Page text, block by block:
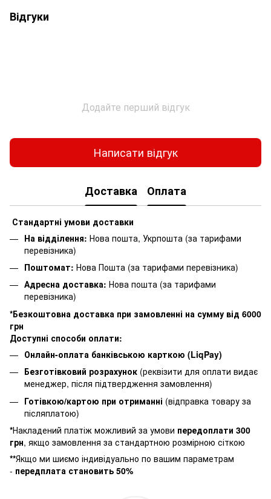
Відгуки
Додайте перший відгук
Написати відгук
Доставка Оплата
Стандартні умови доставки
На відділення: Нова пошта, Укрпошта (за тарифами
перевізника)
Поштомат: Нова Пошта (за тарифами перевізника)
Адресна доставка: Нова пошта (за тарифами
перевізника)
*Безкоштовна доставка при замовленні на сумму від 6000
грн
Доступні способи оплати:
Онлайн-оплата банківською карткою (LiqPay)
Безготівковий розрахунок (реквізити для оплати видає
менеджер, після підтвердження замовлення)
Готівкою/картою при отриманні (відправка товару за
післяплатою)
*Накладений платіж можливий за умови передоплати 300
грн, якщо замовлення за стандартною розмірною сіткою
**Якщо ми шиємо індивідуально по вашим параметрам
- передплата становить 50%